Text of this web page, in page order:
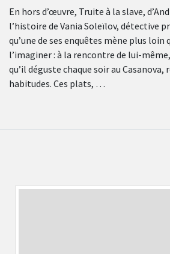
En hors d’œuvre, Truite à la slave,
l’histoire de Vania Soleïlov, détective
qu’une de ses enquêtes mène plus loin
l’imaginer : à la rencontre de lui-
qu’il déguste chaque soir au
habitudes. Ces plats, …